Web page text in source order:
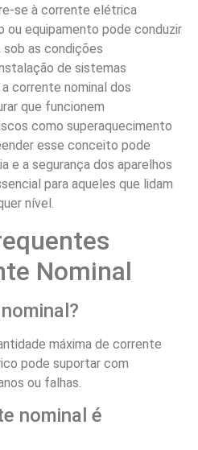
se à corrente elétrica
ou equipamento pode conduzir
as condições
de sistemas
corrente nominal dos
que funcionem
como superaquecimento
esse conceito pode
e a segurança dos aparelhos
para aqueles que lidam
nível.
Nominal
máxima de corrente
pode suportar com
ou falhas.
nominal é